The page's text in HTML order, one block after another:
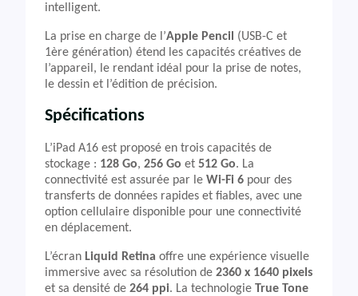
intelligent.
La prise en charge de l’Apple Pencil (USB-C et
1ère génération) étend les capacités créatives de
l’appareil, le rendant idéal pour la prise de notes,
le dessin et l’édition de précision.
Spécifications
L’iPad A16 est proposé en trois capacités de
stockage : 128 Go, 256 Go et 512 Go. La
connectivité est assurée par le Wi-Fi 6 pour des
transferts de données rapides et fiables, avec une
option cellulaire disponible pour une connectivité
en déplacement.
L’écran Liquid Retina offre une expérience visuelle
immersive avec sa résolution de 2360 x 1640 pixels
et sa densité de 264 ppi. La technologie True Tone